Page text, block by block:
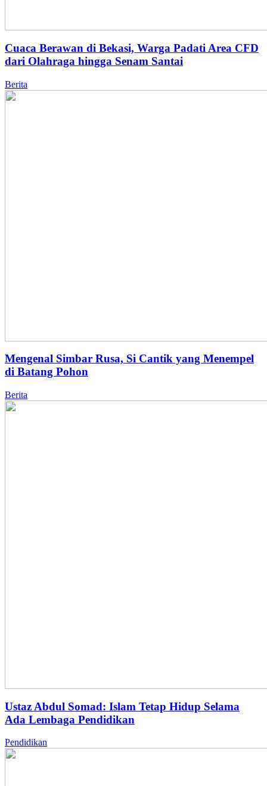
Cuaca Berawan di Bekasi, Warga Padati Area CFD
dari Olahraga hingga Senam Santai
Berita
Mengenal Simbar Rusa, Si Cantik yang Menempel
di Batang Pohon
Berita
Ustaz Abdul Somad: Islam Tetap Hidup Selama
Ada Lembaga Pendidikan
Pendidikan